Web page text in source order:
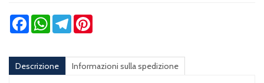
FacebookWhatsApp
Telegram
Descrizione Informazioni sulla spedizione